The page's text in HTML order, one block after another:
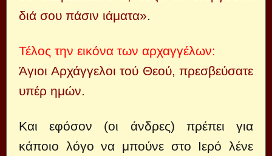
διά σου πάσιν ιάματα».
Τέλος την εικόνα των αρχαγγέλων:
Άγιοι Αρχάγγελοι τού Θεού, πρεσβεύσατε
υπέρ ημών.
Και εφόσον (οι άνδρες) πρέπει για
κάποιο λόγο να μπούνε στο Ιερό λένε